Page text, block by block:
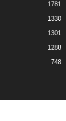
1781
1330
1301
1288
748